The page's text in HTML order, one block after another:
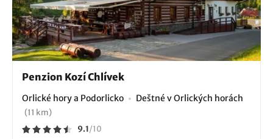
Penzion Kozí Chlívek
Orlické hory a Podorlicko Deštné v Orlických horách
(11 km)
9.1/10